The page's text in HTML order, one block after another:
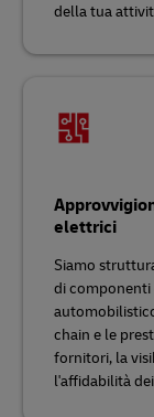
della tua
elettrici
Siamo
di componenti
chain e le
fornitori, la
l'affidabilità